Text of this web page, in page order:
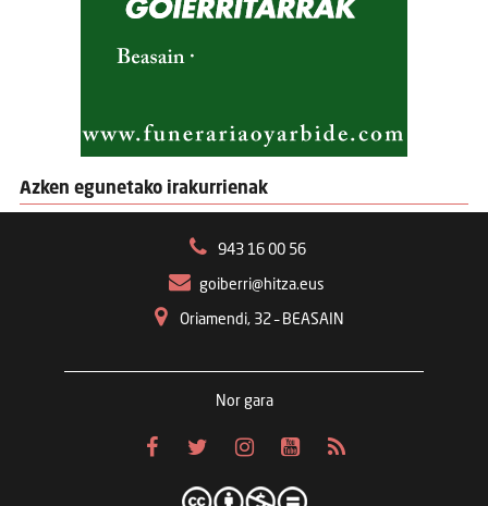
Azken egunetako irakurrienak
943 16 00 56
goiberri@hitza.eus
Oriamendi, 32 – BEASAIN
Nor gara